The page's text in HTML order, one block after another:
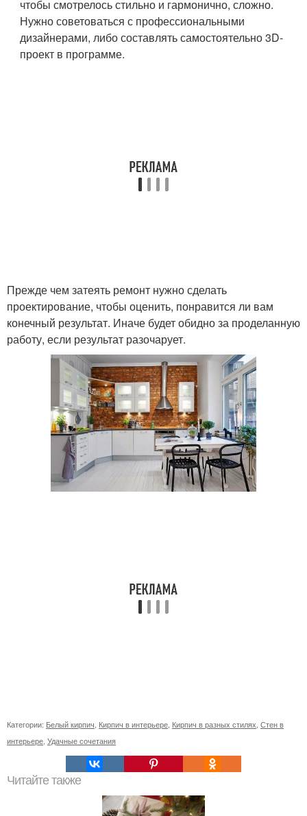
чтобы смотрелось стильно и гармонично, сложно.
Нужно советоваться с профессиональными
дизайнерами, либо составлять самостоятельно 3D-
проект в программе.
Прежде чем затеять ремонт нужно сделать
проектирование, чтобы оценить, понравится ли вам
конечный результат. Иначе будет обидно за проделанную
работу, если результат разочарует.
Категории: Белый кирпич Кирпич в интерьере Кирпич в разных стилях Стен в
интерьере Удачные сочетания
Читайте также